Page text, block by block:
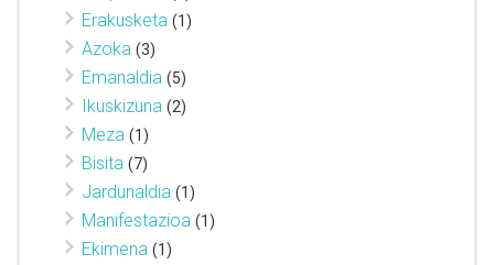
Erakusketa (1)
Azoka (3)
Emanaldia (5)
Ikuskizuna (2)
Meza (1)
Bisita (7)
Jardunaldia (1)
Manifestazioa (1)
Ekimena (1)